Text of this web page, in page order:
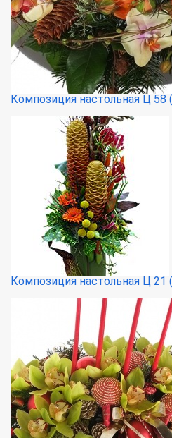
Композиция настольная Ц
Композиция настольная Ц